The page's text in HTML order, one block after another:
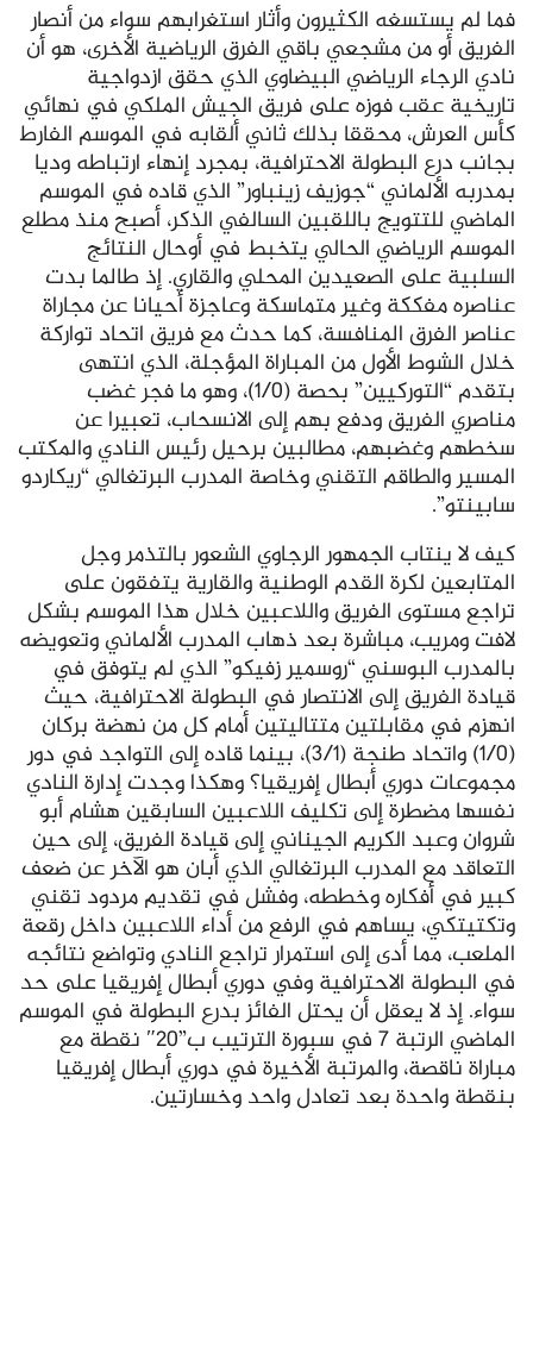
فما لم يستسغه الكثيرون وأثار استغرابهم سواء من أنصار
الفريق أو من مشجعي باقي الفرق الرياضية الأخرى، هو أن
نادي الرجاء الرياضي البيضاوي الذي حقق ازدواجية
تاريخية عقب فوزه على فريق الجيش الملكي في نهائي
كأس العرش، محققا بذلك ثاني ألقابه في الموسم الفارط
بجانب درع البطولة الاحترافية، بمجرد إنهاء ارتباطه وديا
بمدربه الألماني “جوزيف زينباور” الذي قاده في الموسم
الماضي للتتويج باللقبين السالفي الذكر، أصبح منذ مطلع
الموسم الرياضي الحالي يتخبط في أوحال النتائج
السلبية على الصعيدين المحلي والقاري. إذ طالما بدت
عناصره مفككة وغير متماسكة وعاجزة أحيانا عن مجاراة
عناصر الفرق المنافسة، كما حدث مع فريق اتحاد تواركة
خلال الشوط الأول من المباراة المؤجلة، الذي انتهى
بتقدم “التوركيين” بحصة (1/0)، وهو ما فجر غضب
مناصري الفريق ودفع بهم إلى الانسحاب، تعبيرا عن
سخطهم وغضبهم، مطالبين برحيل رئيس النادي والمكتب
المسير والطاقم التقني وخاصة المدرب البرتغالي “ريكاردو
سابينتو”.
كيف لا ينتاب الجمهور الرجاوي الشعور بالتذمر وجل
المتابعين لكرة القدم الوطنية والقارية يتفقون على
تراجع مستوى الفريق واللاعبين خلال هذا الموسم بشكل
لافت ومريب، مباشرة بعد ذهاب المدرب الألماني وتعويضه
بالمدرب البوسني “روسمير زفيكو” الذي لم يتوفق في
قيادة الفريق إلى الانتصار في البطولة الاحترافية، حيث
انهزم في مقابلتين متتاليتين أمام كل من نهضة بركان
(1/0) واتحاد طنجة (3/1)، بينما قاده إلى التواجد في دور
مجموعات دوري أبطال إفريقيا؟ وهكذا وجدت إدارة النادي
نفسها مضطرة إلى تكليف اللاعبين السابقين هشام أبو
شروان وعبد الكريم الجيناني إلى قيادة الفريق، إلى حين
التعاقد مع المدرب البرتغالي الذي أبان هو الآخر عن ضعف
كبير في أفكاره وخططه، وفشل في تقديم مردود تقني
وتكتيتكي، يساهم في الرفع من أداء اللاعبين داخل رقعة
الملعب، مما أدى إلى استمرار تراجع النادي وتواضع نتائجه
في البطولة الاحترافية وفي دوري أبطال إفريقيا على حد
سواء. إذ لا يعقل أن يحتل الفائز بدرع البطولة في الموسم
الماضي الرتبة 7 في سبورة الترتيب ب”20″ نقطة مع
مباراة ناقصة، والمرتبة الأخيرة في دوري أبطال إفريقيا
بنقطة واحدة بعد تعادل واحد وخسارتين.